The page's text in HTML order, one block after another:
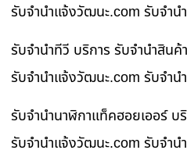
รับจํานําแจ้งวัฒนะ.com รับจำน
รับจำนำทีวี บริการ รับจำนำสิน
รับจํานําแจ้งวัฒนะ.com รับจำน
รับจำนำนาฬิกาแท็คฮอยเออร์ บ
รับจํานําแจ้งวัฒนะ.com รับจำน